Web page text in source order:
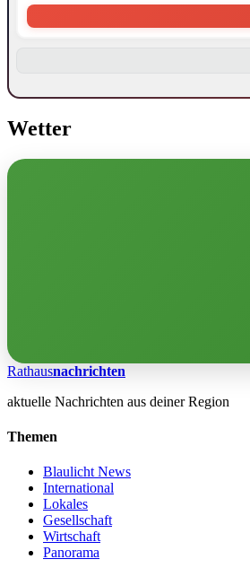
Wetter
Rathausnachrichten
aktuelle Nachrichten aus deiner Region
Themen
Blaulicht News
International
Lokales
Gesellschaft
Wirtschaft
Panorama